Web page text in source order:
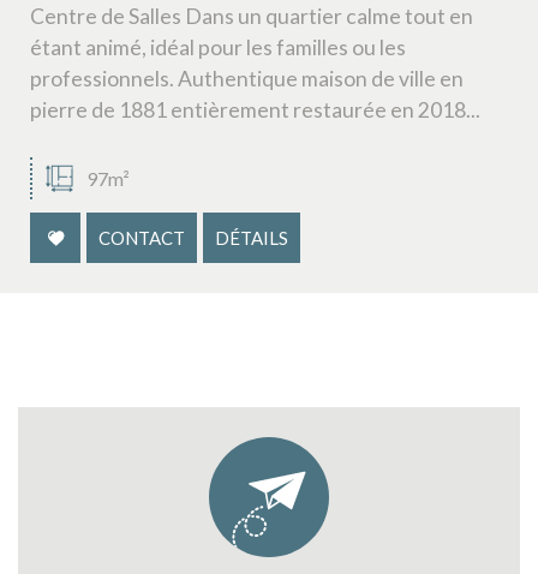
Centre de Salles Dans un quartier calme tout en
étant animé, idéal pour les familles ou les
professionnels. Authentique maison de ville en
pierre de 1881 entièrement restaurée en 2018...
97m²
CONTACT DÉTAILS